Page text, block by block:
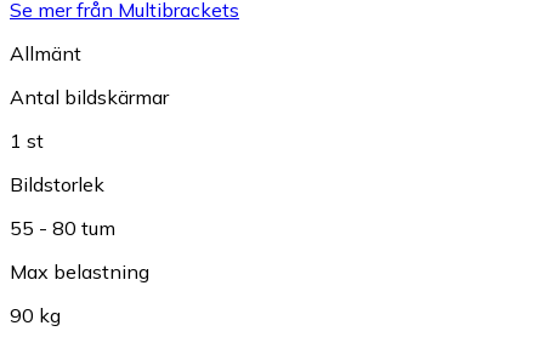
Se mer från Multibrackets
Allmänt
Antal bildskärmar
1 st
Bildstorlek
55 - 80 tum
Max belastning
90 kg